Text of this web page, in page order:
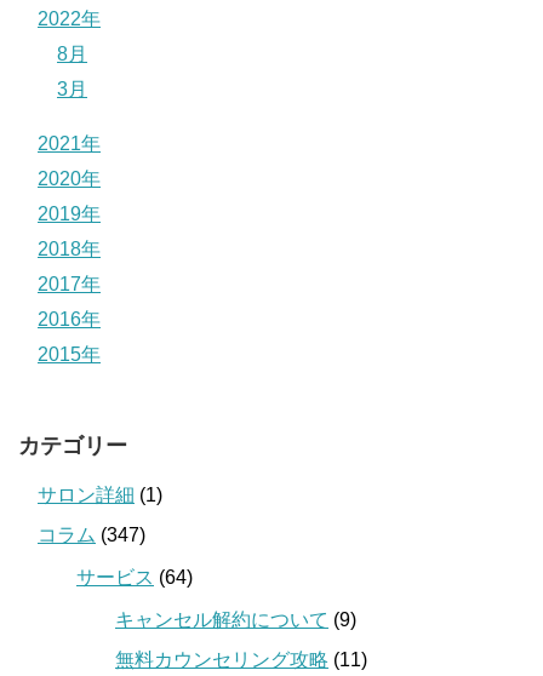
2022年
8月
3月
2021年
2020年
2019年
2018年
2017年
2016年
2015年
カテゴリー
サロン詳細 (1)
コラム (347)
サービス (64)
キャンセル解約について (9)
無料カウンセリング攻略 (11)